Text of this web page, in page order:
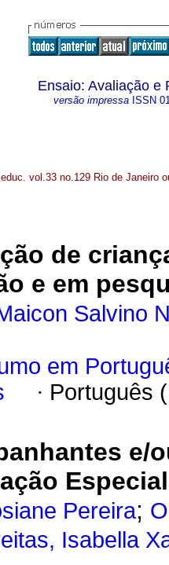
Ensaio: Avaliação e
versão impressa ISSN
vol.33 no.129 Rio de Janeiro
de
e em
Salvino
em
· Português
e/
Pereira;
Isabella